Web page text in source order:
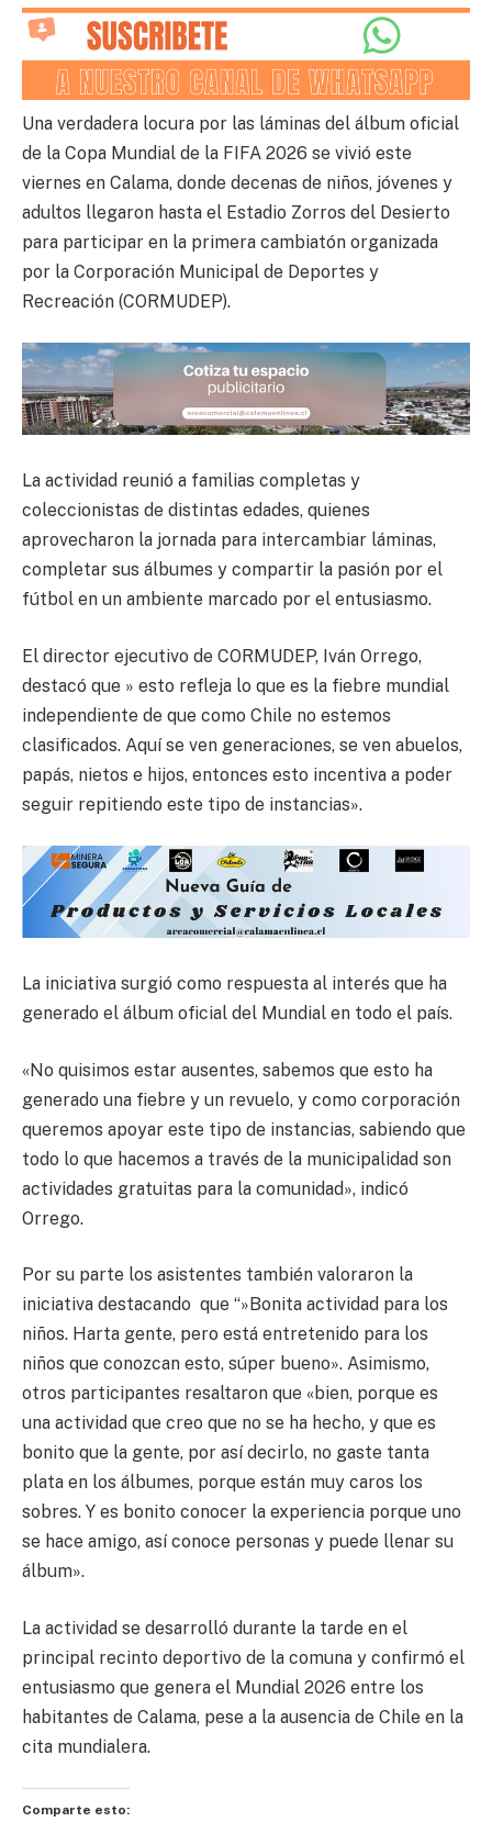
Una verdadera locura por las láminas del álbum oficial
de la Copa Mundial de la FIFA 2026 se vivió este
viernes en Calama, donde decenas de niños, jóvenes y
adultos llegaron hasta el Estadio Zorros del Desierto
para participar en la primera cambiatón organizada
por la Corporación Municipal de Deportes y
Recreación (CORMUDEP).
La actividad reunió a familias completas y
coleccionistas de distintas edades, quienes
aprovecharon la jornada para intercambiar láminas,
completar sus álbumes y compartir la pasión por el
fútbol en un ambiente marcado por el entusiasmo.
El director ejecutivo de CORMUDEP, Iván Orrego,
destacó que » esto refleja lo que es la fiebre mundial
independiente de que como Chile no estemos
clasificados. Aquí se ven generaciones, se ven abuelos,
papás, nietos e hijos, entonces esto incentiva a poder
seguir repitiendo este tipo de instancias».
La iniciativa surgió como respuesta al interés que ha
generado el álbum oficial del Mundial en todo el país.
«No quisimos estar ausentes, sabemos que esto ha
generado una fiebre y un revuelo, y como corporación
queremos apoyar este tipo de instancias, sabiendo que
todo lo que hacemos a través de la municipalidad son
actividades gratuitas para la comunidad», indicó
Orrego.
Por su parte los asistentes también valoraron la
iniciativa destacando que “»Bonita actividad para los
niños. Harta gente, pero está entretenido para los
niños que conozcan esto, súper bueno». Asimismo,
otros participantes resaltaron que «bien, porque es
una actividad que creo que no se ha hecho, y que es
bonito que la gente, por así decirlo, no gaste tanta
plata en los álbumes, porque están muy caros los
sobres. Y es bonito conocer la experiencia porque uno
se hace amigo, así conoce personas y puede llenar su
álbum».
La actividad se desarrolló durante la tarde en el
principal recinto deportivo de la comuna y confirmó el
entusiasmo que genera el Mundial 2026 entre los
habitantes de Calama, pese a la ausencia de Chile en la
cita mundialera.
Comparte esto: